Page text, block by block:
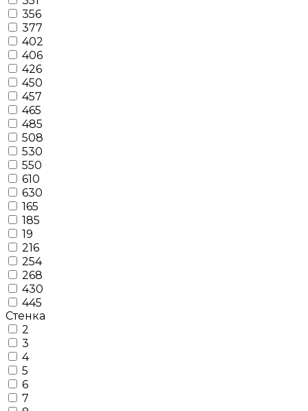
356
377
402
406
426
450
457
465
485
508
530
550
610
630
165
185
19
216
254
268
430
445
Стенка
2
3
4
5
6
7